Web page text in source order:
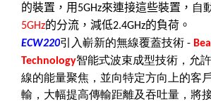
的裝置，用 5GHz來連接這些裝置， 自
5GHz的分流，減低2.4GHz的負荷。
ECW220引入嶄新的無線覆蓋技術 -
Technology智能式波束成型技術，允
線的能量聚焦，並向特定方向上的客
輸，大幅提高傳輸距離及吞吐量，將